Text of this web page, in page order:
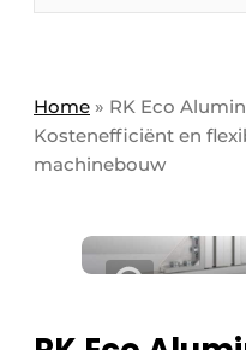
Bedrijven
Direct contact
Eigen content
Meest gelezen
Podcasts
Home » RK Eco
Kostenefficiënt en
machinebouw